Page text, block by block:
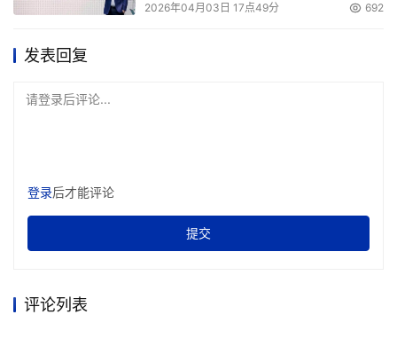
2026年04月03日 17点49分 692
发表回复
请登录后评论...
登录后才能评论
提交
评论列表